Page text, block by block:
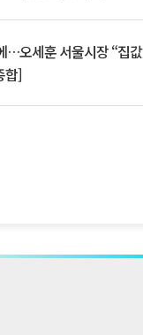
…오세훈 서울시장 “집값
합]